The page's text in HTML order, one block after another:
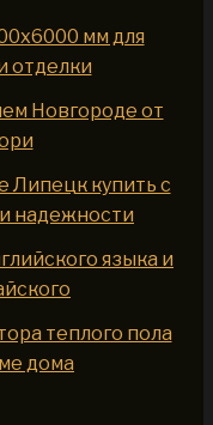
мм для
отделки
Новгороде от
Липецк купить с
надежности
языка и
теплого пола
дома